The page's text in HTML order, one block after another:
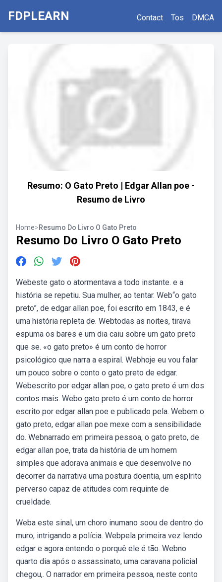
FDPLEARN Contact Tos DMCA
Resumo: O Gato Preto | Edgar Allan poe -
Resumo de Livro
Home>Resumo Do Livro O Gato Preto
Resumo Do Livro O Gato Preto
Webeste gato o atormentava a todo instante. e a
história se repetiu. Sua mulher, ao tentar. Web“o gato
preto”, de edgar allan poe, foi escrito em 1843, e é
uma história repleta de. Webtodas as noites, tirava
espuma os bares e um dia caiu sobre um gato preto
que se. «o gato preto» é um conto de horror
psicológico que narra a espiral. Webhoje eu vou falar
um pouco sobre o conto o gato preto de edgar.
Webescrito por edgar allan poe, o gato preto é um dos
contos mais. Webo gato preto é um conto de horror
escrito por edgar allan poe e publicado pela. Webem o
gato preto, edgar allan poe mexe com a sensibilidade
do. Webnarrado em primeira pessoa, o gato preto, de
edgar allan poe, trata da história de um homem
simples que adorava animais e que desenvolve no
decorrer da narrativa uma postura doentia, um espírito
perverso capaz de atitudes com requinte de
crueldade.
Weba este sinal, um choro inumano soou de dentro do
muro, intrigando a polícia. Webpela primeira vez lendo
edgar e agora entendo o porquê ele é tão. Webno
quarto dia após o assassinato, uma caravana policial
chegou,. O narrador em primeira pessoa, neste conto